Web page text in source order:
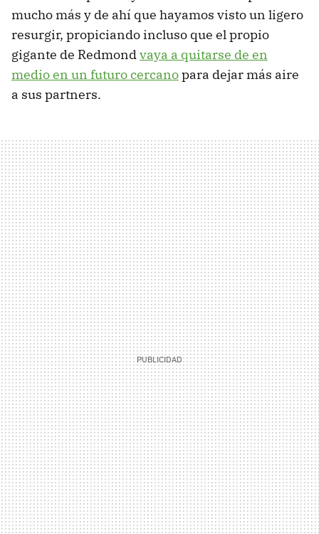
mucho más y de ahí que hayamos visto un ligero
resurgir, propiciando incluso que el propio
gigante de Redmondvaya a quitarse de en
medio en un futuro cercanopara dejar más aire
a sus partners.